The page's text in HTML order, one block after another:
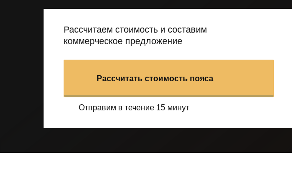
Рассчитаем стоимость и составим
коммерческое предложение
Рассчитать стоимость пояса
Отправим в течение 15 минут